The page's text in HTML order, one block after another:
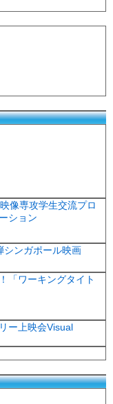
像専攻学生交流プロ
ション
シンガポール映画
「ワーキングタイト
ー上映会Visual